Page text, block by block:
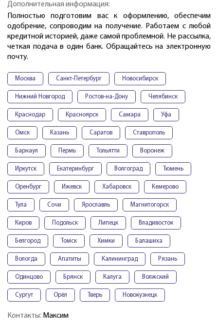
Дополнительная информация:
Полностью подготовим вас к оформлению, обеспечим
одобрение, сопроводим на получение. Работаем с любой
кредитной историей, даже самой проблемной. Не рассылка,
четкая подача в один банк. Обращайтесь на электронную
почту.
Москва Санкт-Петербург Новосибирск
Нижний Новгород Ростов-на-Дону Челябинск
Краснодар Красноярск Самара Уфа
Омск Казань Саратов Ставрополь
Барнаул Пермь Тольятти Воронеж
Иркутск Екатеринбург Волгоград Тюмень
Оренбург Ижевск Хабаровск Кемерово
Тула Сочи Ярославль Магнитогорск
Киров Подольск Липецк Владивосток
Белгород Томск Химки Балашиха
Вологда Апатиты Калининград Рязань
Одинцово Брянск Калуга Волжский
Сургут Орёл Тверь Новокузнецк
Контакты: Максим